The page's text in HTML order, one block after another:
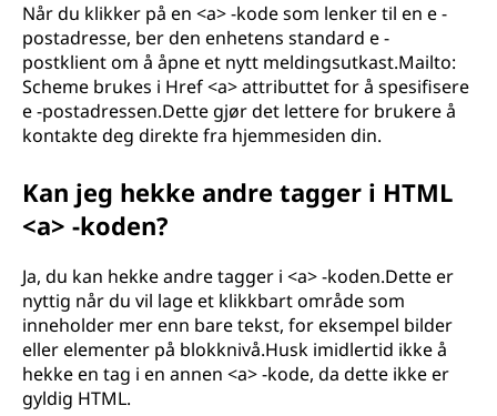
Når du klikker på en <a> -kode som lenker til en e -
postadresse, ber den enhetens standard e -
postklient om å åpne et nytt meldingsutkast.Mailto:
Scheme brukes i Href <a> attributtet for å spesifisere
e -postadressen.Dette gjør det lettere for brukere å
kontakte deg direkte fra hjemmesiden din.
Kan jeg hekke andre tagger i HTML
<a> -koden?
Ja, du kan hekke andre tagger i <a> -koden.Dette er
nyttig når du vil lage et klikkbart område som
inneholder mer enn bare tekst, for eksempel bilder
eller elementer på blokknivå.Husk imidlertid ikke å
hekke en tag i en annen <a> -kode, da dette ikke er
gyldig HTML.